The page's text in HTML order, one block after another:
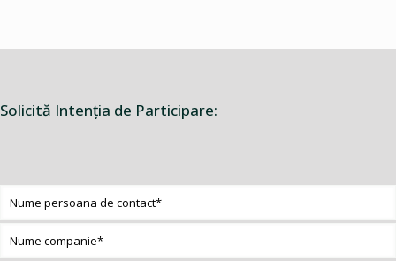
Solicită Intenţia de Participare: